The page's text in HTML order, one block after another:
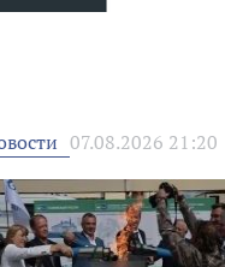
07.08.2026 21:20